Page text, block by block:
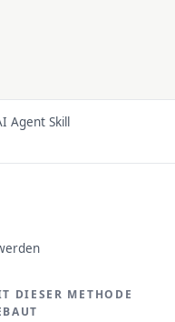
Agent Skill
DIESER METHODE